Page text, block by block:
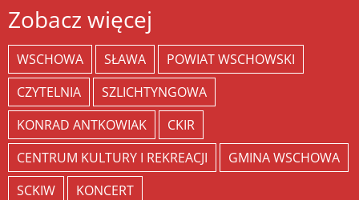
Zobacz więcej
WSCHOWA SŁAWA
POWIAT WSCHOWSKI
CZYTELNIA
SZLICHTYNGOWA
KONRAD ANTKOWIAK
CKIR
CENTRUM KULTURY I REKREACJI
GMINA WSCHOWA
SCKIW
KONCERT